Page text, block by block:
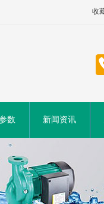
收
数 新闻资讯